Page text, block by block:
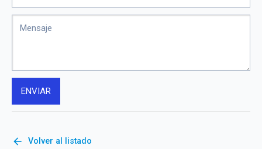
arrow_back Volver al listado